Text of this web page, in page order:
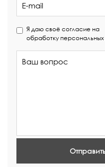
Я даю своё согласие на
обработку